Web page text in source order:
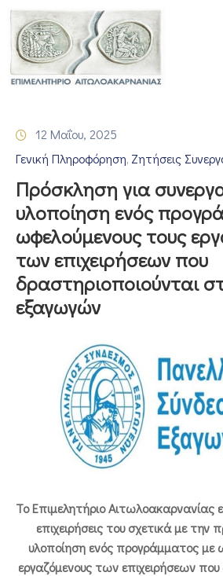
ΑΡΧΙΚΗ
ΓΕΜΗ
–
ΠΡΟΓΡΑΜΜΑΤΑ
ΕΠΙΜΕΛΗΤΗΡΙΟΥ
ΣΥΜΜΕΤΟΧΗ
ΣΕ
ΕΤΑΙΡΕΙΕΣ
ΕΠΙΚΑΙΡΟΤΗΤΑ
ΕΠΙΚΟΙΝΩΝΙΑ
12 Μαΐου, 2025
Γενική Πληροφόρηση‚ Ζητήσεις
Πρόσκληση για
υλοποίηση ενός
ωφελούμενους τους
των επιχειρήσεων που
δραστηριοποιούνται
εξαγωγών
Το Επιμελητήριο Αιτωλοακαρνανίας
επιχειρήσεις του σχετικά με την
υλοποίηση ενός προγράμματος με
εργαζόμενους των επιχειρήσεων που